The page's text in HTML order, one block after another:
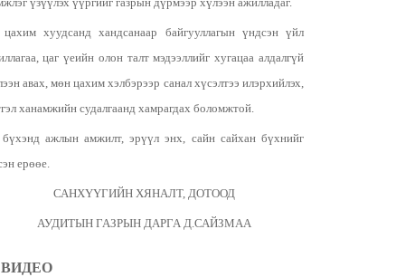
хуудсанд хандсанаар байгууллагын үндсэн үйл
цаг үеийн олон талт мэдээллийг хугацаа алдалгүй
авах, мөн цахим хэлбэрээр санал хүсэлтээ илэрхийлэх,
ханамжийн судалгаанд хамрагдах боломжтой.
ажлын амжилт, эрүүл энх, сайн сайхан бүхнийг
ерөөе.
САНХҮҮГИЙН ХЯНАЛТ, ДОТООД
АУДИТЫН ГАЗРЫН ДАРГА Д.САЙЗМАА
ВИДЕО